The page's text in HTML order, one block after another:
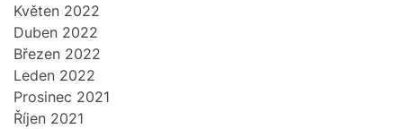
Květen 2022
Duben 2022
Březen 2022
Leden 2022
Prosinec 2021
Říjen 2021